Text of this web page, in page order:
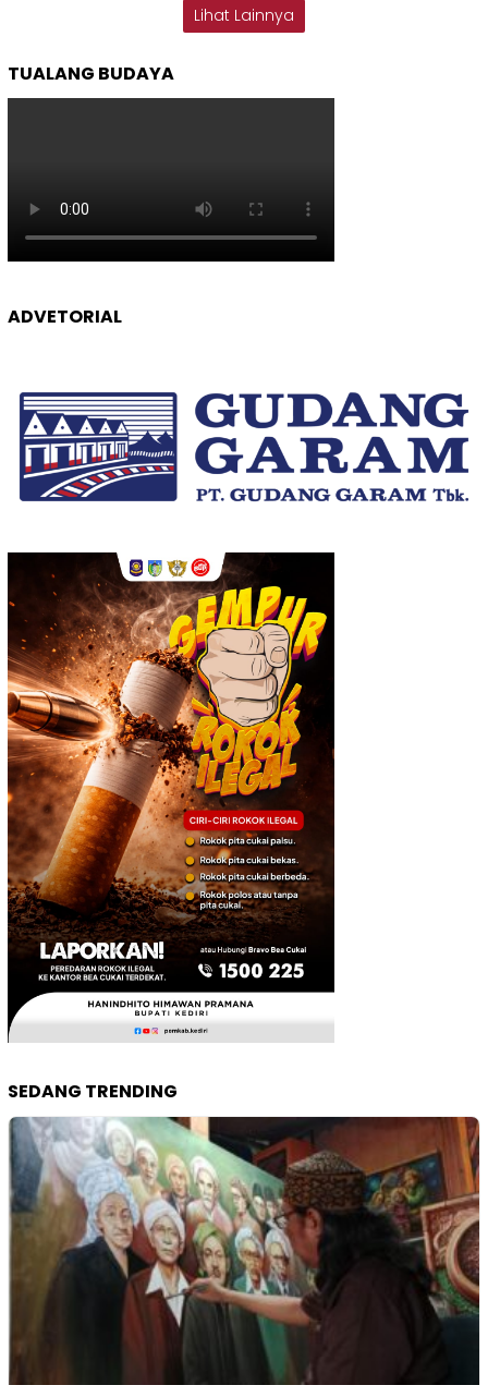
Lihat Lainnya
TUALANG BUDAYA
ADVETORIAL
SEDANG TRENDING